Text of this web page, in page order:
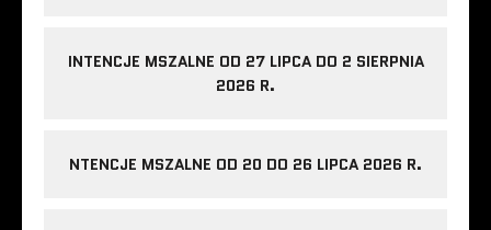
INTENCJE MSZALNE OD 27 LIPCA DO 2 SIERPNIA
2026 R.
NTENCJE MSZALNE OD 20 DO 26 LIPCA 2026 R.